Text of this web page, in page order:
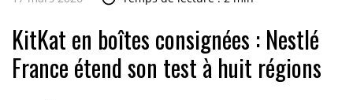
KitKat en boîtes consignées : Nestlé
France étend son test à huit régions